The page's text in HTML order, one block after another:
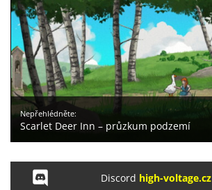
Nepřehlédněte:
Scarlet Deer Inn – průzkum podzemí
Discord high-voltage.cz